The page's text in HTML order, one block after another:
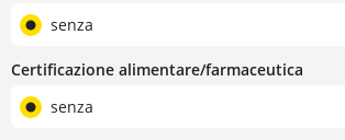
senza
Certificazione alimentare/farmaceutica
senza